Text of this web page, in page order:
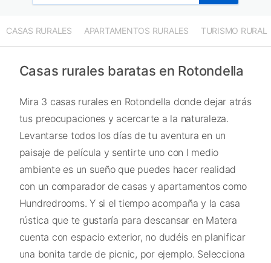
CASAS RURALES APARTAMENTOS RURALES TURISMO RURAL
Casas rurales baratas en Rotondella
Mira 3 casas rurales en Rotondella donde dejar atrás
tus preocupaciones y acercarte a la naturaleza.
Levantarse todos los días de tu aventura en un
paisaje de película y sentirte uno con l medio
ambiente es un sueño que puedes hacer realidad
con un comparador de casas y apartamentos como
Hundredrooms. Y si el tiempo acompaña y la casa
rústica que te gustaría para descansar en Matera
cuenta con espacio exterior, no dudéis en planificar
una bonita tarde de picnic, por ejemplo. Selecciona